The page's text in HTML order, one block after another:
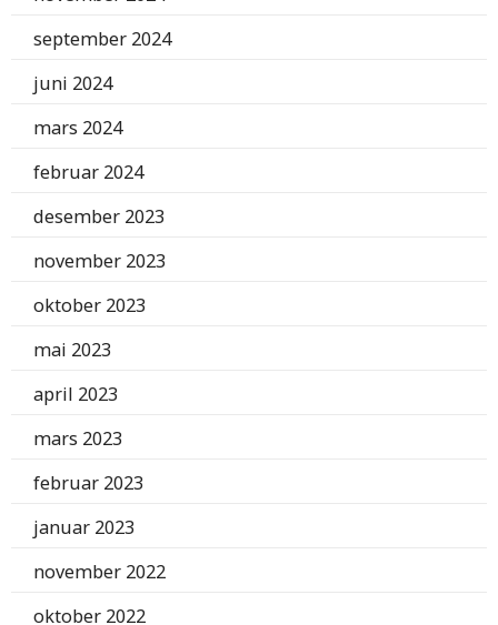
september 2024
juni 2024
mars 2024
februar 2024
desember 2023
november 2023
oktober 2023
mai 2023
april 2023
mars 2023
februar 2023
januar 2023
november 2022
oktober 2022